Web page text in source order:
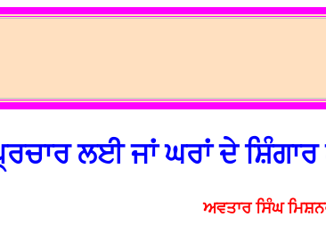
ਲਈ ਜਾਂ ਘਰਾਂ ਦੇ
ਅਵਤਾਰ ਸਿੰਘ